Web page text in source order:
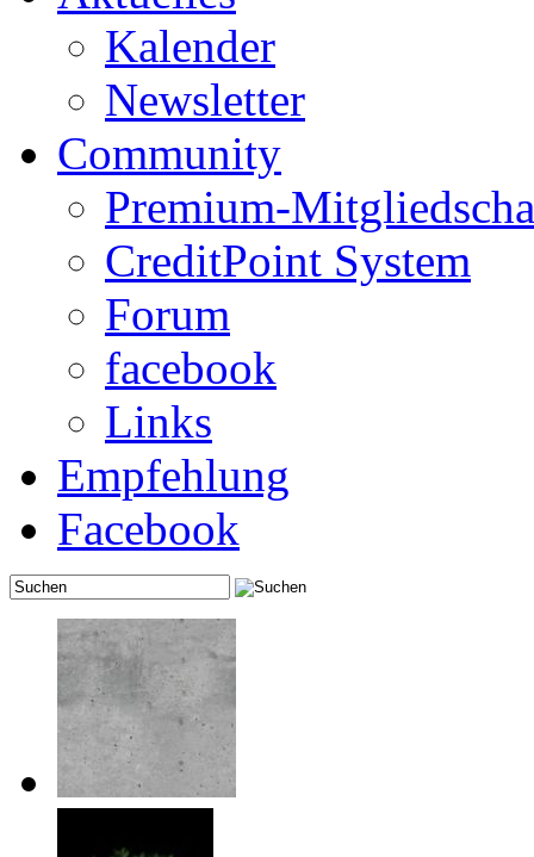
Kalender
Newsletter
Community
Premium-
CreditPoint System
Forum
facebook
Links
Empfehlung
Facebook